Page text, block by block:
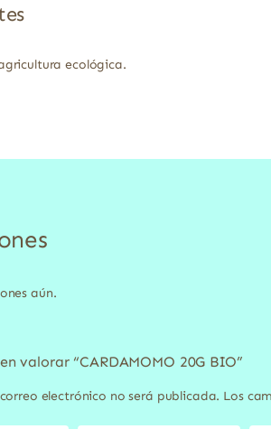
ecológica.
aún.
valorar “CARDAMOMO 20G BIO”
electrónico no será publicada. Los